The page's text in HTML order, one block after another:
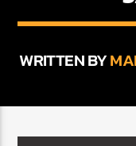
12:00 AM 2:00 AM
WRITTEN BY